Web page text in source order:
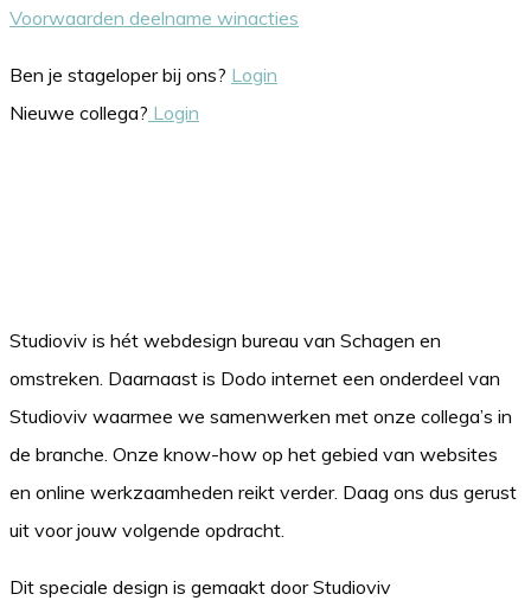
Voorwaarden deelname winacties
Ben je stageloper bij ons? Login
Nieuwe collega? Login
Studioviv is hét webdesign bureau van Schagen en
omstreken. Daarnaast is Dodo internet een onderdeel van
Studioviv waarmee we samenwerken met onze collega’s in
de branche. Onze know-how op het gebied van websites
en online werkzaamheden reikt verder. Daag ons dus gerust
uit voor jouw volgende opdracht.
Dit speciale design is gemaakt door Studioviv